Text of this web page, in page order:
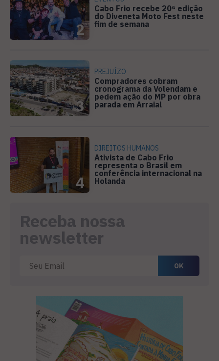
2
Cabo Frio recebe 20ª edição
do Diveneta Moto Fest neste
fim de semana
3
PREJUÍZO
Compradores cobram
cronograma da Volendam e
pedem ação do MP por obra
parada em Arraial
4
DIREITOS HUMANOS
Ativista de Cabo Frio
representa o Brasil em
conferência internacional na
Holanda
Receba nossa
newsletter